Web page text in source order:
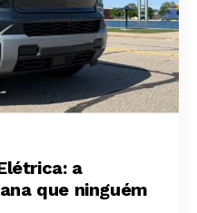
a
que ninguém